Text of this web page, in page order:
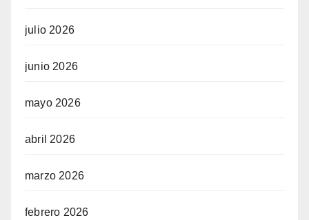
julio 2026
junio 2026
mayo 2026
abril 2026
marzo 2026
febrero 2026